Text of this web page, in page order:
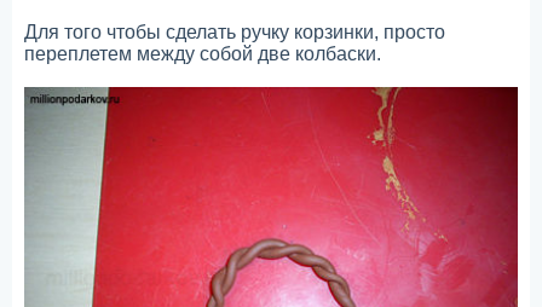
Для того чтобы сделать ручку корзинки, просто
переплетем между собой две колбаски.